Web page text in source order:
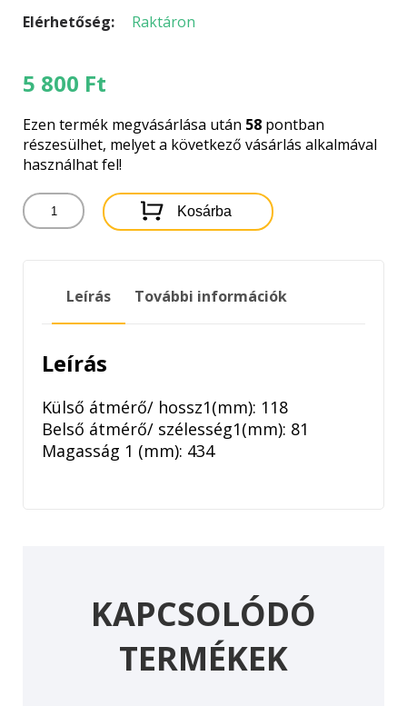
Elérhetőség:
Raktáron
5 800 Ft
Ezen termék megvásárlása után 58 pontban
részesülhet, melyet a következő vásárlás alkalmával
használhat fel!
MD-
5230
Kosárba
Leírás További információk
Leírás
Külső átmérő/ hossz1(mm): 118
Belső átmérő/ szélesség1(mm): 81
Magasság 1 (mm): 434
KAPCSOLÓDÓ
TERMÉKEK